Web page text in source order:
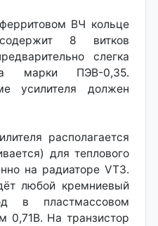
ВЧ кольце
8 витков
слегка
марки ПЭВ-0,35.
усилителя должен
располагается
для теплового
на радиаторе VT3.
любой кремниевый
в пластмассовом
0,71В. На транзистор